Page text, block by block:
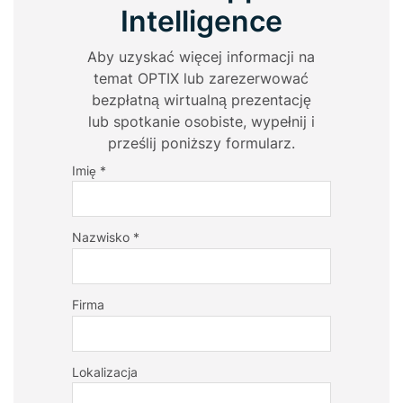
Intelligence
Aby uzyskać więcej informacji na
temat OPTIX lub zarezerwować
bezpłatną wirtualną prezentację
lub spotkanie osobiste, wypełnij i
prześlij poniższy formularz.
Imię *
Nazwisko *
Firma
Lokalizacja